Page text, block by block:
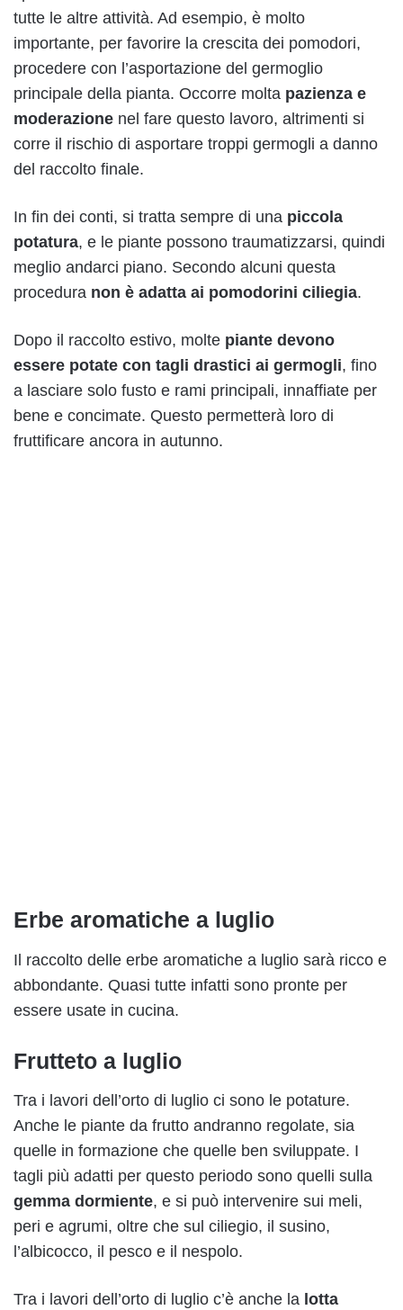
tutte le altre attività. Ad esempio, è molto
importante, per favorire la crescita dei pomodori,
procedere con l’asportazione del germoglio
principale della pianta. Occorre molta pazienza e
moderazione nel fare questo lavoro, altrimenti si
corre il rischio di asportare troppi germogli a danno
del raccolto finale.
In fin dei conti, si tratta sempre di una piccola
potatura, e le piante possono traumatizzarsi, quindi
meglio andarci piano. Secondo alcuni questa
procedura non è adatta ai pomodorini ciliegia.
Dopo il raccolto estivo, molte piante devono
essere potate con tagli drastici ai germogli, fino
a lasciare solo fusto e rami principali, innaffiate per
bene e concimate. Questo permetterà loro di
fruttificare ancora in autunno.
Erbe aromatiche a luglio
Il raccolto delle erbe aromatiche a luglio sarà ricco e
abbondante. Quasi tutte infatti sono pronte per
essere usate in cucina.
Frutteto a luglio
Tra i lavori dell’orto di luglio ci sono le potature.
Anche le piante da frutto andranno regolate, sia
quelle in formazione che quelle ben sviluppate. I
tagli più adatti per questo periodo sono quelli sulla
gemma dormiente, e si può intervenire sui meli,
peri e agrumi, oltre che sul ciliegio, il susino,
l’albicocco, il pesco e il nespolo.
Tra i lavori dell’orto di luglio c’è anche la lotta